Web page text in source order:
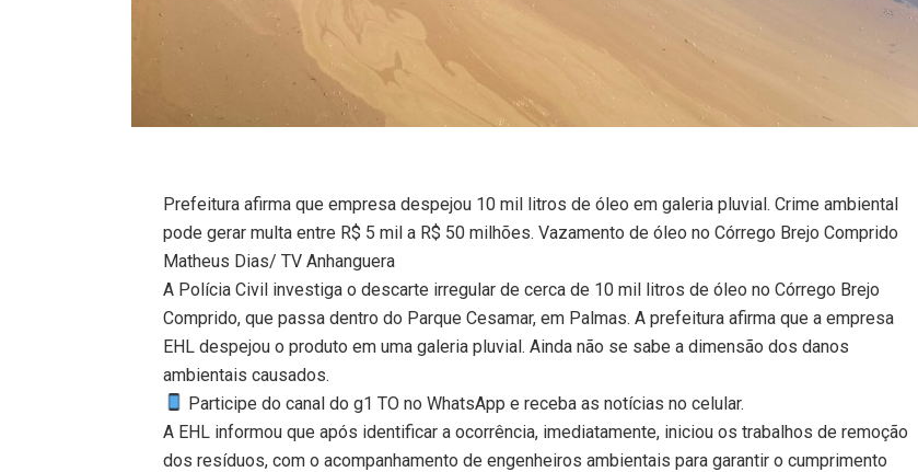
Prefeitura afirma que empresa despejou 10 mil litros de óleo em galeria pluvial. Crime ambiental
pode gerar multa entre R$ 5 mil a R$ 50 milhões. Vazamento de óleo no Córrego Brejo Comprido
Matheus Dias/ TV Anhanguera
A Polícia Civil investiga o descarte irregular de cerca de 10 mil litros de óleo no Córrego Brejo
Comprido, que passa dentro do Parque Cesamar, em Palmas. A prefeitura afirma que a empresa
EHL despejou o produto em uma galeria pluvial. Ainda não se sabe a dimensão dos danos
ambientais causados.
Participe do canal do g1 TO no WhatsApp e receba as notícias no celular.
A EHL informou que após identificar a ocorrência, imediatamente, iniciou os trabalhos de remoção
dos resíduos, com o acompanhamento de engenheiros ambientais para garantir o cumprimento